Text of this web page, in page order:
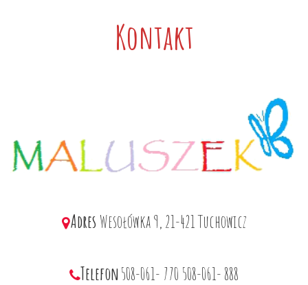
Kontakt
Adres Wesołówka 9, 21-421 Tuchowicz
Telefon508-061- 770 508-061- 888